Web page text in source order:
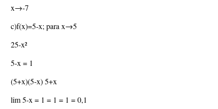
x→-7
c)f(x)=5-x; para x→5
25-x²
5-x = 1
(5+x)(5-x) 5+x
lim 5-x = 1 = 1 = 1 = 0,1